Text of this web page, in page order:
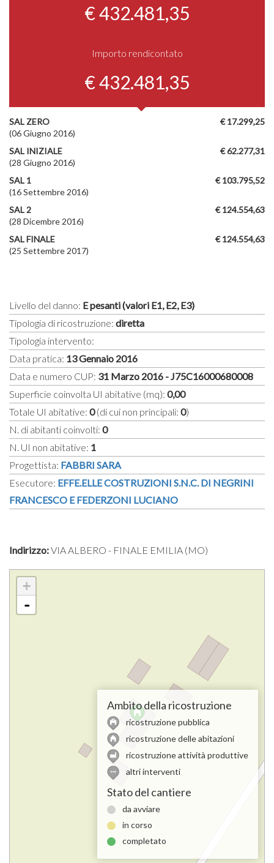
€ 432.481,35
Importo rendicontato
€ 432.481,35
€ 17.299,25
SAL ZERO
(06 Giugno 2016)
€ 62.277,31
SAL INIZIALE
(28 Giugno 2016)
€ 103.795,52
SAL 1
(16 Settembre 2016)
€ 124.554,63
SAL 2
(28 Dicembre 2016)
€ 124.554,63
SAL FINALE
(25 Settembre 2017)
Livello del danno: E pesanti (valori E1, E2, E3)
Tipologia di ricostruzione: diretta
Tipologia intervento:
Data pratica: 13 Gennaio 2016
Data e numero CUP: 31 Marzo 2016 - J75C16000680008
Superficie coinvolta UI abitative (mq): 0,00
Totale UI abitative: 0(di cui non principali: 0)
N. di abitanti coinvolti: 0
N. UI non abitative: 1
Progettista: FABBRI SARA
Esecutore: EFFE.ELLE COSTRUZIONI S.N.C. DI NEGRINI
FRANCESCO E FEDERZONI LUCIANO
Indirizzo:VIA ALBERO - FINALE EMILIA (MO)
+
-
Ambito della ricostruzione
ricostruzione pubblica
ricostruzione delle abitazioni
ricostruzione attività produttive
altri interventi
Stato del cantiere
da avviare
in corso
completato